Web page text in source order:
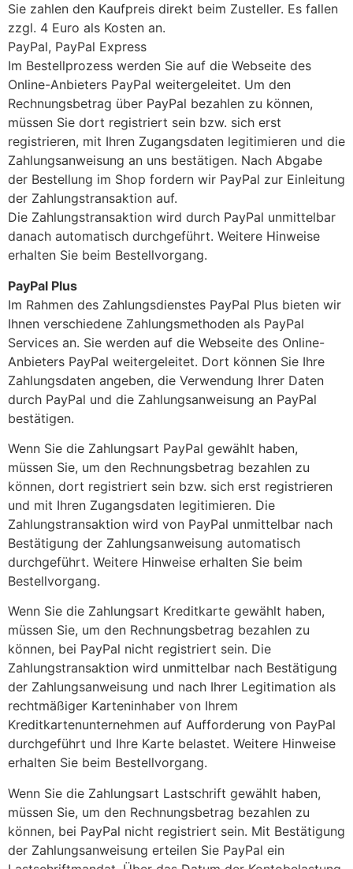
Sie zahlen den Kaufpreis direkt beim Zusteller. Es fallen
zzgl. 4 Euro als Kosten an.
PayPal, PayPal Express
Im Bestellprozess werden Sie auf die Webseite des
Online-Anbieters PayPal weitergeleitet. Um den
Rechnungsbetrag über PayPal bezahlen zu können,
müssen Sie dort registriert sein bzw. sich erst
registrieren, mit Ihren Zugangsdaten legitimieren und die
Zahlungsanweisung an uns bestätigen. Nach Abgabe
der Bestellung im Shop fordern wir PayPal zur Einleitung
der Zahlungstransaktion auf.
Die Zahlungstransaktion wird durch PayPal unmittelbar
danach automatisch durchgeführt. Weitere Hinweise
erhalten Sie beim Bestellvorgang.
PayPal Plus
Im Rahmen des Zahlungsdienstes PayPal Plus bieten wir
Ihnen verschiedene Zahlungsmethoden als PayPal
Services an. Sie werden auf die Webseite des Online-
Anbieters PayPal weitergeleitet. Dort können Sie Ihre
Zahlungsdaten angeben, die Verwendung Ihrer Daten
durch PayPal und die Zahlungsanweisung an PayPal
bestätigen.
Wenn Sie die Zahlungsart PayPal gewählt haben,
müssen Sie, um den Rechnungsbetrag bezahlen zu
können, dort registriert sein bzw. sich erst registrieren
und mit Ihren Zugangsdaten legitimieren. Die
Zahlungstransaktion wird von PayPal unmittelbar nach
Bestätigung der Zahlungsanweisung automatisch
durchgeführt. Weitere Hinweise erhalten Sie beim
Bestellvorgang.
Wenn Sie die Zahlungsart Kreditkarte gewählt haben,
müssen Sie, um den Rechnungsbetrag bezahlen zu
können, bei PayPal nicht registriert sein. Die
Zahlungstransaktion wird unmittelbar nach Bestätigung
der Zahlungsanweisung und nach Ihrer Legitimation als
rechtmäßiger Karteninhaber von Ihrem
Kreditkartenunternehmen auf Aufforderung von PayPal
durchgeführt und Ihre Karte belastet. Weitere Hinweise
erhalten Sie beim Bestellvorgang.
Wenn Sie die Zahlungsart Lastschrift gewählt haben,
müssen Sie, um den Rechnungsbetrag bezahlen zu
können, bei PayPal nicht registriert sein. Mit Bestätigung
der Zahlungsanweisung erteilen Sie PayPal ein